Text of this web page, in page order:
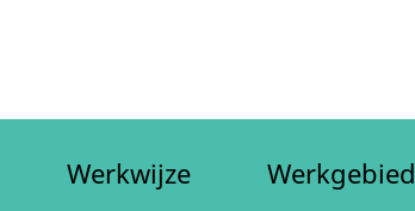
Werkwijze Werkgebied